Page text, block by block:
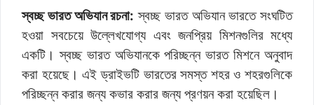
স্বচ্ছ ভারত অভিযান রচনা: স্বচ্ছ ভারত অভিযান ভারতে সংঘটিত
হওয়া সবচেয়ে উল্লেখযোগ্য এবং জনপ্রিয় মিশনগুলির মধ্যে
একটি। স্বচ্ছ ভারত অভিযানকে পরিচ্ছন্ন ভারত মিশনে অনুবাদ
করা হয়েছে। এই ড্রাইভটি ভারতের সমস্ত শহর ও শহরগুলিকে
পরিচ্ছন্ন করার জন্য কভার করার জন্য প্রণয়ন করা হয়েছিল।